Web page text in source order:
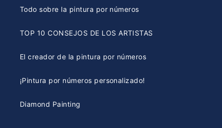
Todo sobre la pintura por números
TOP 10 CONSEJOS DE LOS ARTISTAS
El creador de la pintura por números
¡Pintura por números personalizado!
Diamond Painting